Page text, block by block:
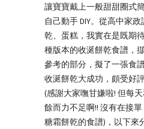
讓寶寶戴上一般甜甜圈式
自己動手 DIY。從高中家
乾、蛋糕，我實在是既期
種版本的收涎餅乾食譜，
參考的部分，擬了一張食
收涎餅乾大成功，頗受好
(感謝大家嘸甘嫌啦! 但每
餘而力不足啊!! 沒有在接
糖霜餅乾的食譜)，以下來